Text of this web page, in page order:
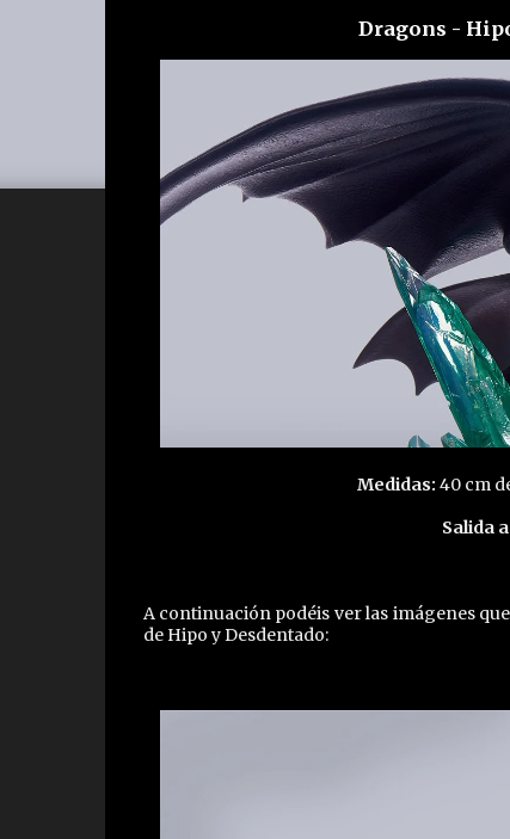
Dragons -
Medidas: 40 cm
Salida
A continuación podéis ver las imágenes
de Hipo y Desdentado: